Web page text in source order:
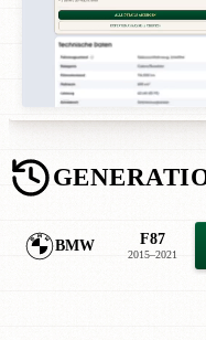
BMW F87
2015–2021